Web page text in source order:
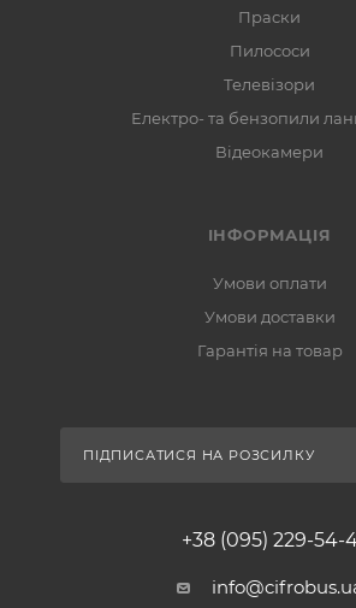
Праски
Пилососи
Телевізори
Електро- та бензопили
Відеокамери
ІНФОРМАЦІЯ
Умови оплати
Умови доставки
Гарантія на товар
ПІДПИСАТИСЯ НА РОЗСИЛКУ
+38 (095) 229-54-